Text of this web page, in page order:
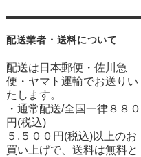
配送業者・送料について
配送は日本郵便・佐川急
便・ヤマト運輸でお送りい
たします。
・通常配送/全国一律８８０
円(税込)
５,５００円(税込)以上のお
買い上げで、送料は無料と